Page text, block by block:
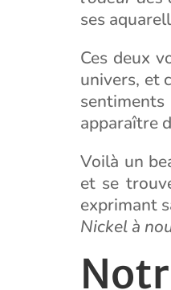
ses
Ces deux
univers, et
apparaître
Voilà un
et se
exprimant
Nickel à